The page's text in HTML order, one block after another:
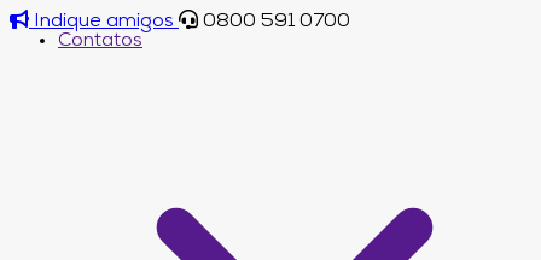
Indique amigos
0800 591 0700
Contatos